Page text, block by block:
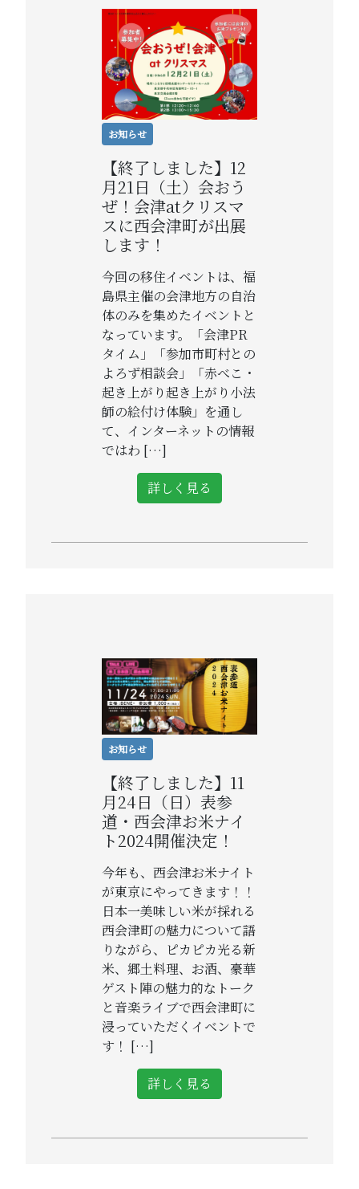
お知らせ
【終了しました】12
月21日（土）会おう
ぜ！会津atクリスマ
スに西会津町が出展
します！
今回の移住イベントは、福
島県主催の会津地方の自治
体のみを集めたイベントと
なっています。「会津PR
タイム」「参加市町村との
よろず相談会」「赤べこ・
起き上がり起き上がり小法
師の絵付け体験」を通し
て、インターネットの情報
ではわ […]
詳しく見る
お知らせ
【終了しました】11
月24日（日）表参
道・西会津お米ナイ
ト2024開催決定！
今年も、西会津お米ナイト
が東京にやってきます！！
日本一美味しい米が採れる
西会津町の魅力について語
りながら、ピカピカ光る新
米、郷土料理、お酒、豪華
ゲスト陣の魅力的なトーク
と音楽ライブで西会津町に
浸っていただくイベントで
す！ […]
詳しく見る